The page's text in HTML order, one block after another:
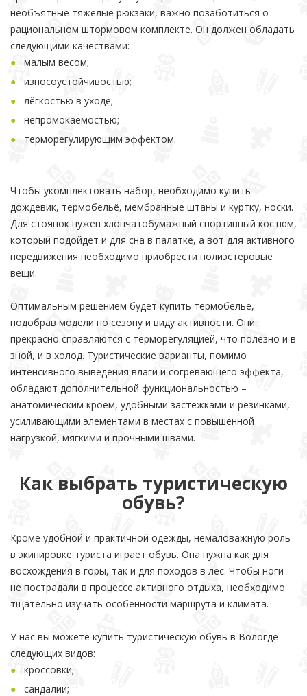
необъятные тяжёлые рюкзаки, важно позаботиться о
рациональном штормовом комплекте. Он должен обладать
следующими качествами:
малым весом;
износоустойчивостью;
лёгкостью в уходе;
непромокаемостью;
терморегулирующим эффектом.
Чтобы укомплектовать набор, необходимо купить
дождевик, термобельё, мембранные штаны и куртку, носки.
Для стоянок нужен хлопчатобумажный спортивный костюм,
который подойдёт и для сна в палатке, а вот для активного
передвижения необходимо приобрести полиэстеровые
вещи.
Оптимальным решением будет купить термобельё,
подобрав модели по сезону и виду активности. Они
прекрасно справляются с терморегуляцией, что полезно и в
зной, и в холод. Туристические варианты, помимо
интенсивного выведения влаги и согревающего эффекта,
обладают дополнительной функциональностью –
анатомическим кроем, удобными застёжками и резинками,
усиливающими элементами в местах с повышенной
нагрузкой, мягкими и прочными швами.
Как выбрать туристическую
обувь?
Кроме удобной и практичной одежды, немаловажную роль
в экипировке туриста играет обувь. Она нужна как для
восхождения в горы, так и для походов в лес. Чтобы ноги
не пострадали в процессе активного отдыха, необходимо
тщательно изучать особенности маршрута и климата.
У нас вы можете купить туристическую обувь в Вологде
следующих видов:
кроссовки;
сандалии;